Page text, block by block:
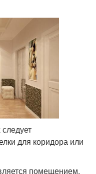
для коридора или
помещением,